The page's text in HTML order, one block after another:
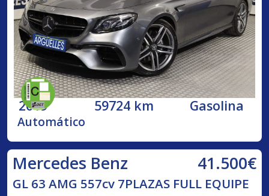
2019 59724 km Gasolina
Automático
Mercedes Benz 41.500€
GL 63 AMG 557cv 7PLAZAS FULL EQUIPE